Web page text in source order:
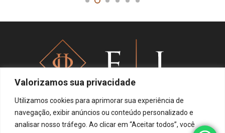
Valorizamos sua privacidade
Utilizamos cookies para aprimorar sua experiência de
navegação, exibir anúncios ou conteúdo personalizado e
analisar nosso tráfego. Ao clicar em “Aceitar todos”, você
Política de privacidade